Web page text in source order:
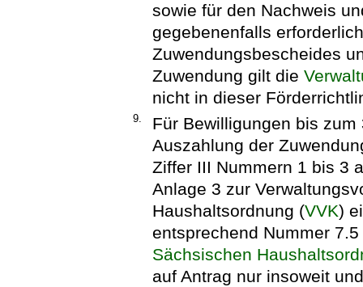
sowie für den Nachweis
gegebenenfalls
Zuwendungsbescheides
Zuwendung gilt die
nicht in dieser
9.
Für Bewilligungen bis
Auszahlung der
Ziffer III Nummern 1 bis 3
Anlage 3 zur
Haushaltsordnung (VVK)
entsprechend Nummer
Sächsischen
auf Antrag nur insoweit